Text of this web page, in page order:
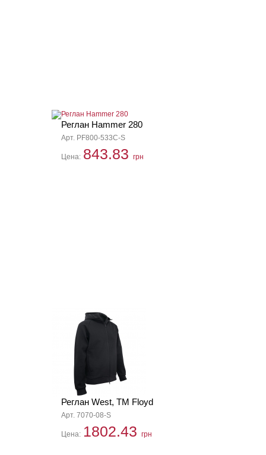
Реглан Hammer 280
Арт. PF800-533C-S
Цена: 843.83 грн
Реглан West, ТМ Floyd
Арт. 7070-08-S
Цена: 1802.43 грн